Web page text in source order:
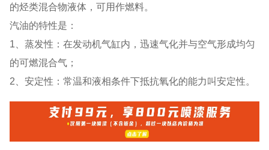
的烃类混合物液体，可用作燃料。
汽油的特性是：
1、蒸发性：在发动机气缸内，迅速气化并与空气形成均匀
的可燃混合气；
2、安定性：常温和液相条件下抵抗氧化的能力叫安定性。